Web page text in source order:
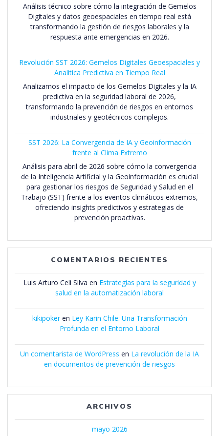
Análisis técnico sobre cómo la integración de Gemelos
Digitales y datos geoespaciales en tiempo real está
transformando la gestión de riesgos laborales y la
respuesta ante emergencias en 2026.
Revolución SST 2026: Gemelos Digitales Geoespaciales y
Analítica Predictiva en Tiempo Real
Analizamos el impacto de los Gemelos Digitales y la IA
predictiva en la seguridad laboral de 2026,
transformando la prevención de riesgos en entornos
industriales y geotécnicos complejos.
SST 2026: La Convergencia de IA y Geoinformación
frente al Clima Extremo
Análisis para abril de 2026 sobre cómo la convergencia
de la Inteligencia Artificial y la Geoinformación es crucial
para gestionar los riesgos de Seguridad y Salud en el
Trabajo (SST) frente a los eventos climáticos extremos,
ofreciendo insights predictivos y estrategias de
prevención proactivas.
COMENTARIOS RECIENTES
Luis Arturo Celi Silva en Estrategias para la seguridad y
salud en la automatización laboral
kikipokeren Ley Karin Chile: Una Transformación
Profunda en el Entorno Laboral
Un comentarista de WordPress en La revolución de la IA
en documentos de prevención de riesgos
ARCHIVOS
mayo 2026